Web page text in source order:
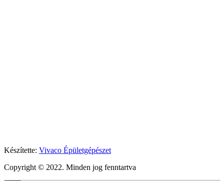
Készítette: Vivaco Épületgépészet
Copyright © 2022. Minden jog fenntartva